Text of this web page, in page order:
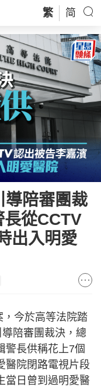
繁 简
導陪審團裁
從CCTV
出入明愛
今於高等法院踏
陪審團裁決，總
警長供稱花上7個
醫院閉路電視片段
當日曾到過明愛醫